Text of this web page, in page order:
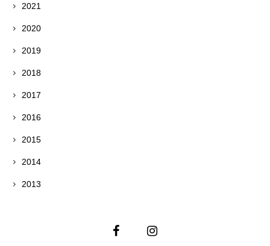
2021
2020
2019
2018
2017
2016
2015
2014
2013